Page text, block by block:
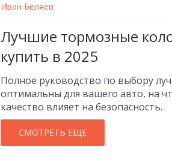
Иван Беляев
Лучшие тормозные
купить в 2025
Полное руководство по выбору
оптимальны для вашего авто, на
качество влияет на безопасность.
СМОТРЕТЬ ЕЩЕ